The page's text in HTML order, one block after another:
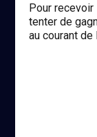
Pour
tenter de
au courant